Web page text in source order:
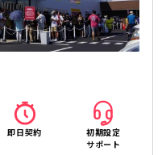
即日契約
初期設定
サポート